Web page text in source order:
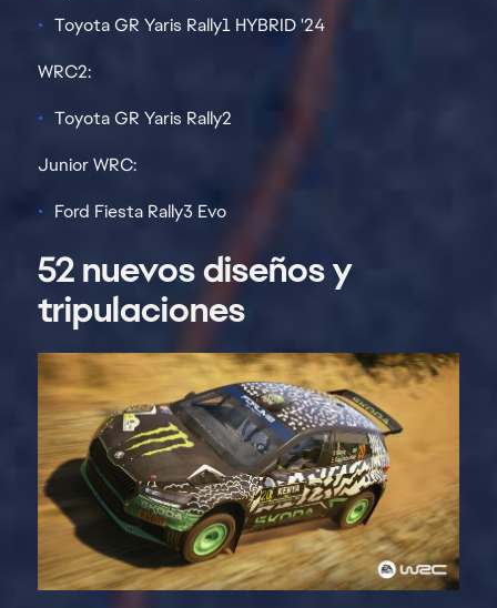
Toyota GR Yaris Rally1 HYBRID '24
WRC2:
Toyota GR Yaris Rally2
Junior WRC:
Ford Fiesta Rally3 Evo
52 nuevos diseños y
tripulaciones